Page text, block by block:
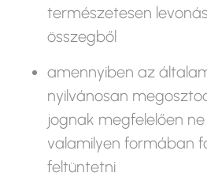
természetesen
összegből
amennyiben az
nyilvánosan
jognak megfelelően
valamilyen formában
feltüntetni